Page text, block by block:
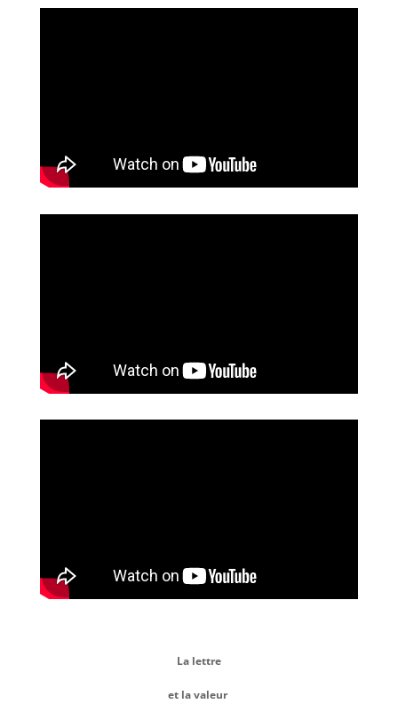
La lettre
et la valeur